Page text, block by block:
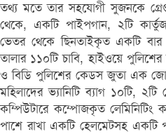
তথ্য মতে তার সহযোগী সুজনকে
থেকে, একটি পাইপগান, ২টি
ভেতর থেকে ছিনতাইকৃত একটি বার
তালার ১১০টি চাবি, হাইওয়ে
ও বিডি পুলিশের কেডস জুতা এক
মহিলাদের ভ্যানিটি ব্যাগ ১০টি, ২টি
কম্পিউটারে কম্পোজকৃত লেমিনিটিং
পাশে রাখা একটি হেলমেটসহ একটি